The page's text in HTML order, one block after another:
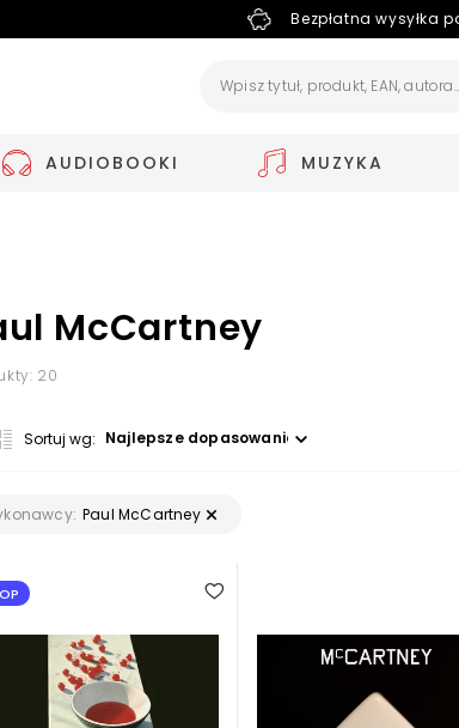
Bezpłatna wysyłka
AUDIOBOOKI MUZYKA
McCartney
20
Sortuj wg:
Paul McCartney